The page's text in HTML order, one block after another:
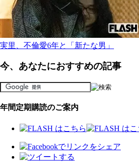
実里、不倫愛6年と「新たな男」
今、あなたにおすすめの記事
年間定期購読のご案内